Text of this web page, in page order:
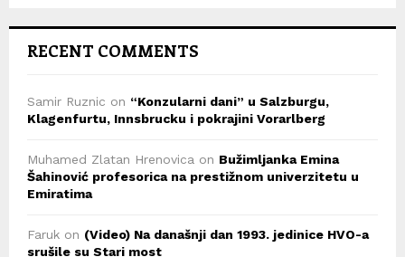
RECENT COMMENTS
Samir Ruznic on “Konzularni dani” u Salzburgu,
Klagenfurtu, Innsbrucku i pokrajini Vorarlberg
Muhamed Zlatan Hrenovica on Bužimljanka Emina
Šahinović profesorica na prestižnom univerzitetu u
Emiratima
Faruk on (Video) Na današnji dan 1993. jedinice HVO-a
srušile su Stari most